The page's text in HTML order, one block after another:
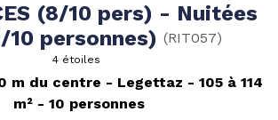
(8/10 pers) - Nuitées
10 personnes) (RIT057)
4 étoiles
m du centre Legettaz
105 à 114
m²
10 personnes